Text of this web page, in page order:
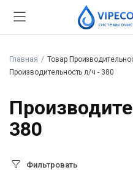
Главная
Товар
Производительность л/ч - 380
380
Фильтровать